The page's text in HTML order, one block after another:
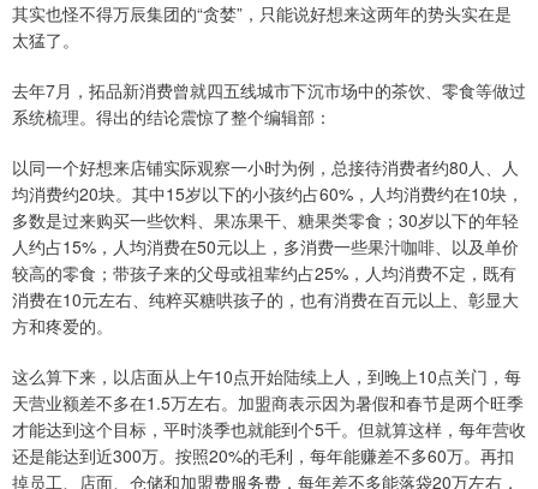
其实也怪不得万辰集团的“贪婪”，只能说好想来这两年的势头实在是
太猛了。
去年7月，拓品新消费曾就四五线城市下沉市场中的茶饮、零食等做过
系统梳理。得出的结论震惊了整个编辑部：
以同一个好想来店铺实际观察一小时为例，总接待消费者约80人、人
均消费约20块。其中15岁以下的小孩约占60%，人均消费约在10块，
多数是过来购买一些饮料、果冻果干、糖果类零食；30岁以下的年轻
人约占15%，人均消费在50元以上，多消费一些果汁咖啡、以及单价
较高的零食；带孩子来的父母或祖辈约占25%，人均消费不定，既有
消费在10元左右、纯粹买糖哄孩子的，也有消费在百元以上、彰显大
方和疼爱的。
这么算下来，以店面从上午10点开始陆续上人，到晚上10点关门，每
天营业额差不多在1.5万左右。加盟商表示因为暑假和春节是两个旺季
才能达到这个目标，平时淡季也就能到个5千。但就算这样，每年营收
还是能达到近300万。按照20%的毛利，每年能赚差不多60万。再扣
掉员工、店面、仓储和加盟费服务费，每年差不多能落袋20万左右，